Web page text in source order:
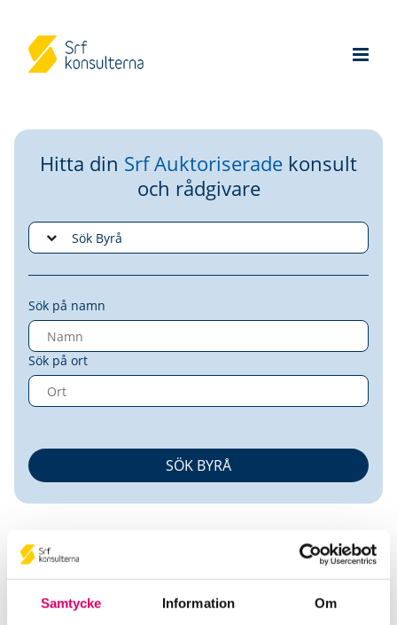
Samtycke Information Om
Hitta din Srf Auktoriserade konsult
och rådgivare
Sök på namn
Sök på ort